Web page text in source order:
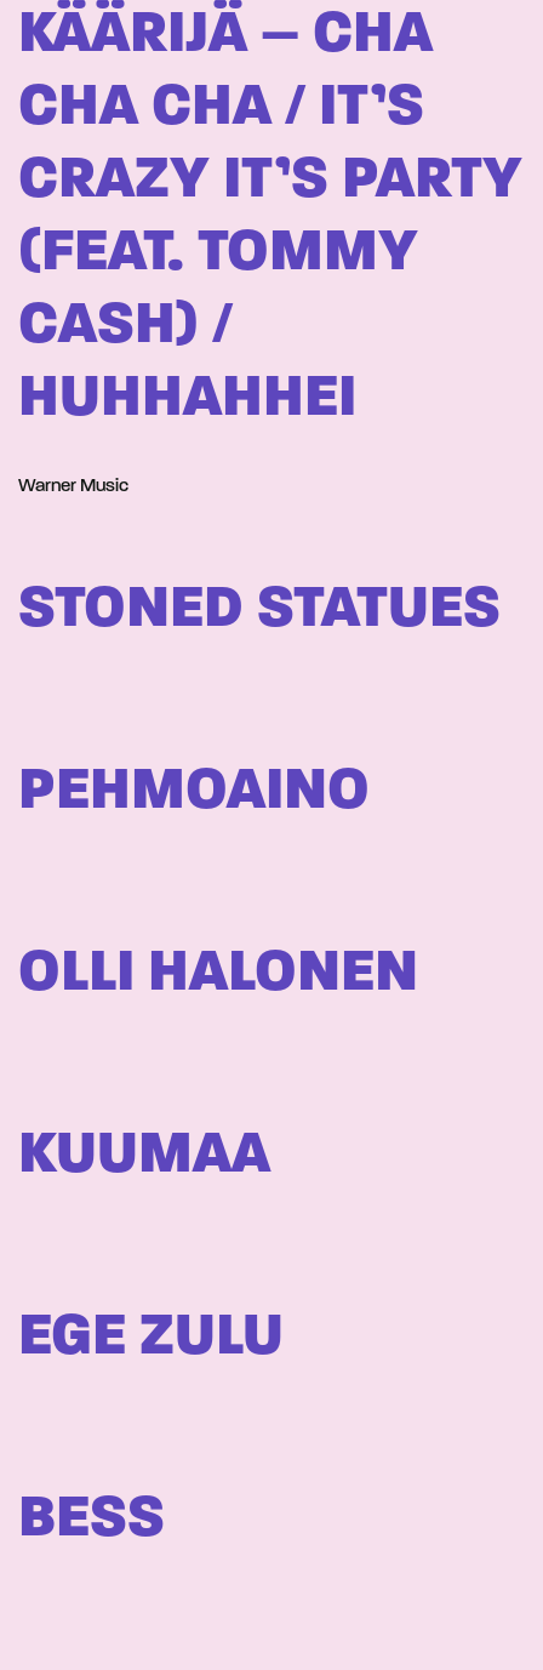
KÄÄRIJÄ – CHA
CHA CHA / IT’S
CRAZY IT’S PARTY
(FEAT. TOMMY
CASH) /
HUHHAHHEI
Warner Music
STONED STATUES
PEHMOAINO
OLLI HALONEN
KUUMAA
EGE ZULU
BESS